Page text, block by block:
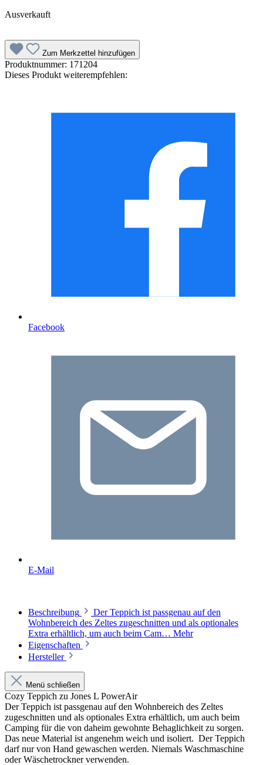
Ausverkauft
Zum Merkzettel hinzufügen
Produktnummer: 171204
Dieses Produkt weiterempfehlen:
Facebook
E-Mail
Beschreibung
Der Teppich ist passgenau auf den
Wohnbereich des Zeltes zugeschnitten und als optionales
Extra erhältlich, um auch beim Cam… Mehr
Eigenschaften
Hersteller
Menü schließen
Cozy Teppich zu Jones L PowerAir
Der Teppich ist passgenau auf den Wohnbereich des Zeltes
zugeschnitten und als optionales Extra erhältlich, um auch beim
Camping für die von daheim gewohnte Behaglichkeit zu sorgen.
Das neue Material ist angenehm weich und isoliert. Der Teppich
darf nur von Hand gewaschen werden. Niemals Waschmaschine
oder Wäschetrockner verwenden.